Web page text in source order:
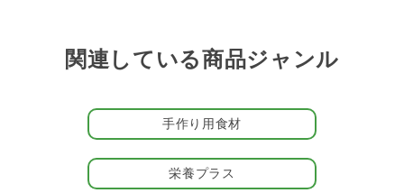
GREEN DOG』＞
WITH GREEN DOGは【お客様の声をかたちに】【品質へのこだ
するブランド。お客様からいただいたお声に耳を傾け、オーナー
様とパートナーの両方に、よりご満足いただける商品づくりを行
・袋の形にまでこだわりました！…中身を取り出しやすいよう
に、横長袋を採用しました。
関連している商品ジャンル
手作り用食材
栄養プラス